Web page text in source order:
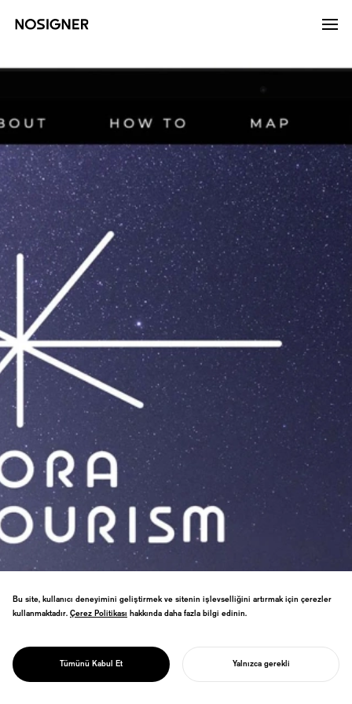
ANA SAYFA
PROJECT
SORA TURİZM
"Uzay × Seyahat" teması kozmik keşfi
günlük yaşamla birleştiriyor.
Bu site, kullanıcı deneyimini geliştirmek ve sitenin işlevselliğini artırmak için çerezler
kullanmaktadır. Çerez Politikası
Çerez Politikası hakkında daha fazla bilgi edinin.
Tümünü Kabul Et Yalnızca gerekli